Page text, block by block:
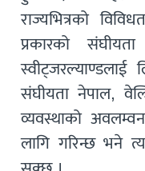
राज्यभित्रको
प्रकारको
स्वीट्जरल्याण्डलाई
संघीयता नेपाल,
व्यवस्थाको
लागि गरिन्छ भने